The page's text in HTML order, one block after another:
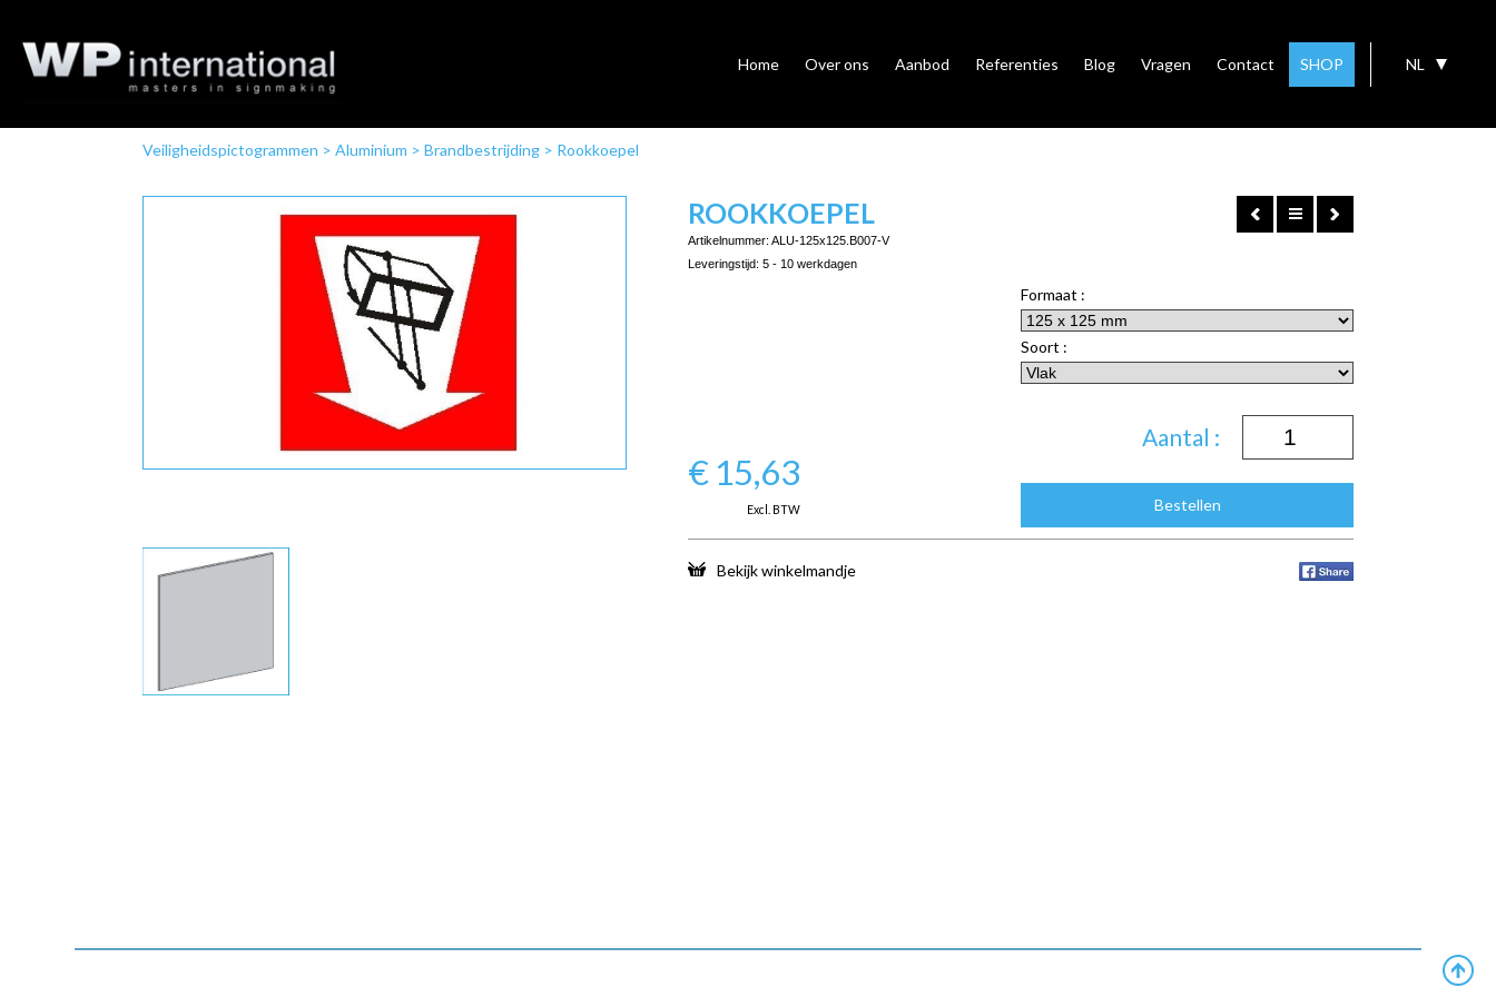
NL
Home Over ons Aanbod Referenties Blog Vragen Contact SHOP
Veiligheidspictogrammen > Aluminium > Brandbestrijding> Rookkoepel
ROOKKOEPEL
Artikelnummer: ALU-125x125.B007-V
Leveringstijd: 5 - 10 werkdagen
€ 15,63
Excl. BTW
Formaat :
Soort :
Aantal :
Bestellen
Bekijk winkelmandje